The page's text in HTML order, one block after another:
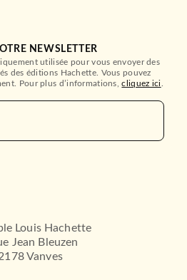
NEWSLETTER
utilisée pour vous envoyer des
des éditions Hachette. Vous pouvez
Pour plus d’informations,cliquez ici
Louis Hachette
Jean Bleuzen
Vanves